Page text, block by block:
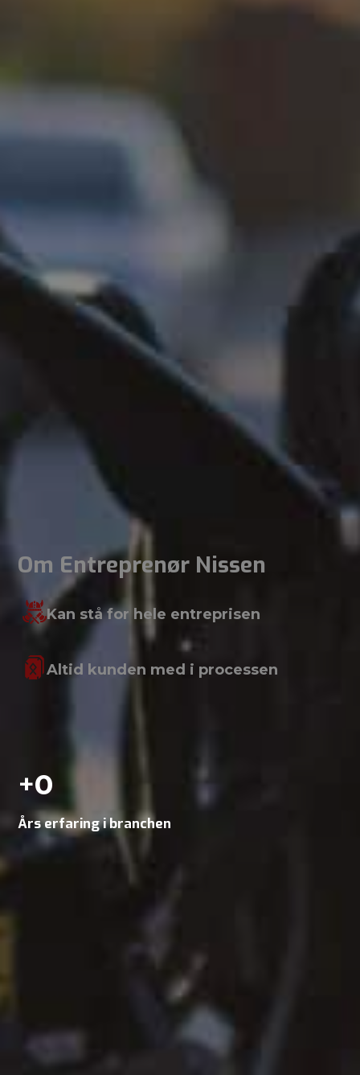
Om Entreprenør Nissen
Kan stå for hele entreprisen
Altid kunden med i processen
+0
Års erfaring i branchen